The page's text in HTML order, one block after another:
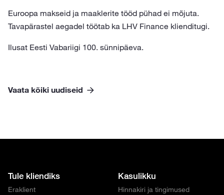
Euroopa makseid ja maaklerite tööd pühad ei mõjuta.
Tavapärastel aegadel töötab ka LHV Finance klienditugi.
Ilusat Eesti Vabariigi 100. sünnipäeva.
Vaata kõiki uudiseid
Tule kliendiks
Eraklient
Kasulikku
Hinnakiri ja tingimused